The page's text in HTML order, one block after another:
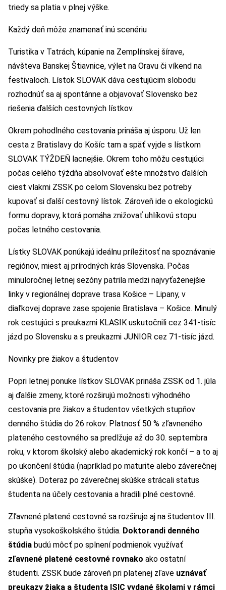
triedy sa platia v plnej výške.
Každý deň môže znamenať inú scenériu
Turistika v Tatrách, kúpanie na Zemplínskej šírave,
návšteva Banskej Štiavnice, výlet na Oravu či víkend na
festivaloch. Lístok SLOVAK dáva cestujúcim slobodu
rozhodnúť sa aj spontánne a objavovať Slovensko bez
riešenia ďalších cestovných lístkov.
Okrem pohodlného cestovania prináša aj úsporu. Už len
cesta z Bratislavy do Košíc tam a späť vyjde s lístkom
SLOVAK TÝŽDEŇ lacnejšie. Okrem toho môžu cestujúci
počas celého týždňa absolvovať ešte množstvo ďalších
ciest vlakmi ZSSK po celom Slovensku bez potreby
kupovať si ďalší cestovný lístok. Zároveň ide o ekologickú
formu dopravy, ktorá pomáha znižovať uhlíkovú stopu
počas letného cestovania.
Lístky SLOVAK ponúkajú ideálnu príležitosť na spoznávanie
regiónov, miest aj prírodných krás Slovenska. Počas
minuloročnej letnej sezóny patrila medzi najvyťaženejšie
linky v regionálnej doprave trasa Košice – Lipany, v
diaľkovej doprave zase spojenie Bratislava – Košice. Minulý
rok cestujúci s preukazmi KLASIK uskutočnili cez 341-tisíc
jázd po Slovensku a s preukazmi JUNIOR cez 71-tisíc jázd.
Novinky pre žiakov a študentov
Popri letnej ponuke lístkov SLOVAK prináša ZSSK od 1. júla
aj ďalšie zmeny, ktoré rozširujú možnosti výhodného
cestovania pre žiakov a študentov všetkých stupňov
denného štúdia do 26 rokov. Platnosť 50 % zľavneného
plateného cestovného sa predlžuje až do 30. septembra
roku, v ktorom školský alebo akademický rok končí – a to aj
po ukončení štúdia (napríklad po maturite alebo záverečnej
skúške). Doteraz po záverečnej skúške strácali status
študenta na účely cestovania a hradili plné cestovné.
Zľavnené platené cestovné sa rozširuje aj na študentov III.
stupňa vysokoškolského štúdia. Doktorandi denného
štúdia budú môcť po splnení podmienok využívať
zľavnené platené cestovné rovnako ako ostatní
študenti. ZSSK bude zároveň pri platenej zľave uznávať
preukazy žiaka a študenta ISIC vydané školami v rámci